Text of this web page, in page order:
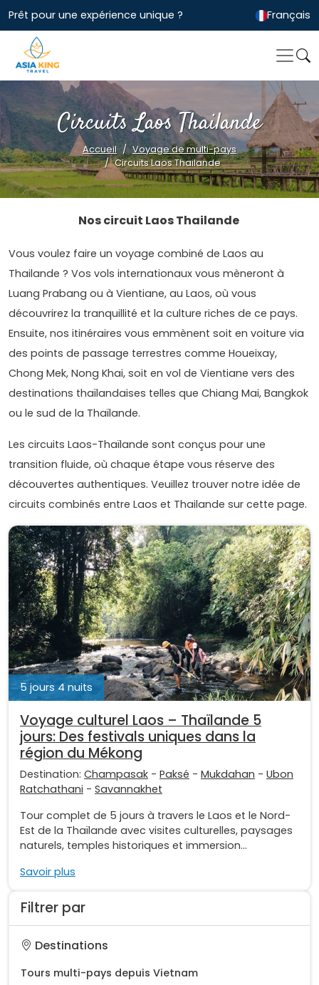
Prêt pour une expérience unique ? Français
Circuits Laos Thailande
Accueil
Voyage de multi-pays
Circuits Laos Thailande
Filtrer par
Destinations
Tours multi-pays depuis Vietnam
Nos circuit Laos Thailande
Vous voulez faire un voyage combiné de Laos au
Thailande ? Vos vols internationaux vous mèneront à
Luang Prabang ou à Vientiane, au Laos, où vous
découvrirez la tranquillité et la culture riches de ce pays.
Ensuite, nos itinéraires vous emmènent soit en voiture via
des points de passage terrestres comme Houeixay,
Chong Mek, Nong Khai, soit en vol de Vientiane vers des
destinations thaïlandaises telles que Chiang Mai, Bangkok
ou le sud de la Thaïlande.
Les circuits Laos-Thaïlande sont conçus pour une
transition fluide, où chaque étape vous réserve des
découvertes authentiques. Veuillez trouver notre idée de
circuits combinés entre Laos et Thailande sur cette page.
5 jours 4 nuits
Voyage culturel Laos – Thaïlande 5
jours: Des festivals uniques dans la
région du Mékong
Destination: Champasak - Paksé - Mukdahan - Ubon
Ratchathani - Savannakhet
Tour complet de 5 jours à travers le Laos et le Nord-
Est de la Thaïlande avec visites culturelles, paysages
naturels, temples historiques et immersion...
Savoir plus